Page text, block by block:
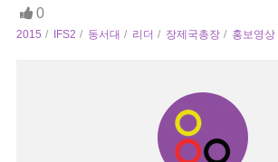
0
2015 IFS2 동서대 리더 장제국총장 홍보영상